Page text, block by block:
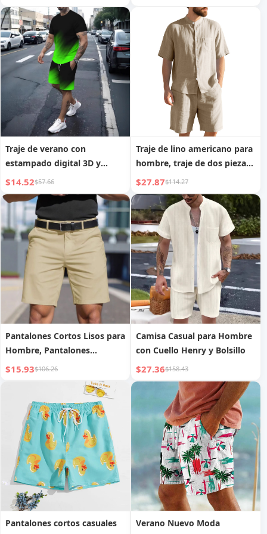
Traje de verano con
estampado digital 3D y
manga corta para hombre
$14.52$57.66
Traje de lino americano para
hombre, traje de dos piezas
de verano, cuello Henry,
playa
$27.87$114.27
Pantalones Cortos Lisos para
Hombre, Pantalones
Deportivos de Negocios de
$15.93$106.26
Camisa Casual para Hombre
con Cuello Henry y Bolsillo
$27.36$158.43
Pantalones cortos casuales
Verano Nuevo Moda